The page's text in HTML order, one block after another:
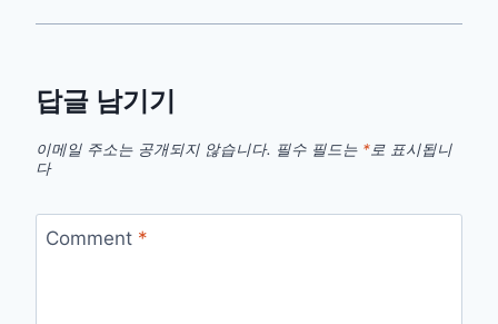
답글 남기기
이메일 주소는 공개되지 않습니다. 필수 필드는 *로 표시됩니
다
Comment *